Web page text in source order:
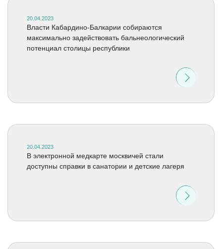
20.04.2023
Власти Кабардино-Балкарии собираются
максимально задействовать бальнеологический
потенциал столицы республики
20.04.2023
В электронной медкарте москвичей стали
доступны справки в санатории и детские лагеря